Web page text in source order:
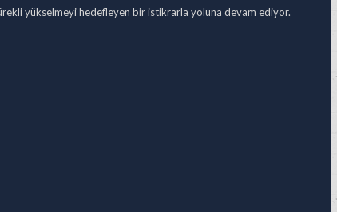
yükselmeyi hedefleyen bir istikrarla yoluna devam ediyor.